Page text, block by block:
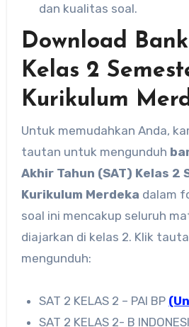
dan kualitas soal.
Download Bank
Kelas 2
Kurikulum
Untuk memudahkan Anda,
tautan untuk mengunduh
Akhir Tahun (SAT) Kelas 2
Kurikulum Merdeka dalam
soal ini mencakup seluruh
diajarkan di kelas 2. Klik
mengunduh:
SAT 2 KELAS 2 – PAI BP
SAT 2 KELAS 2- B